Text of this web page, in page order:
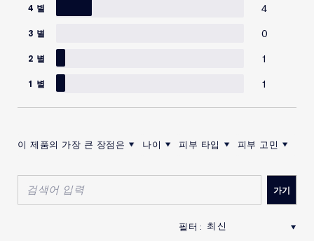
4 별 4
3 별 0
2 별 1
1 별 1
이 제품의 가장 큰 장점은
나이
피부 타입
피부 고민